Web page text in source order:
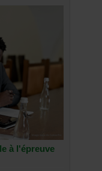
à l'épreuve